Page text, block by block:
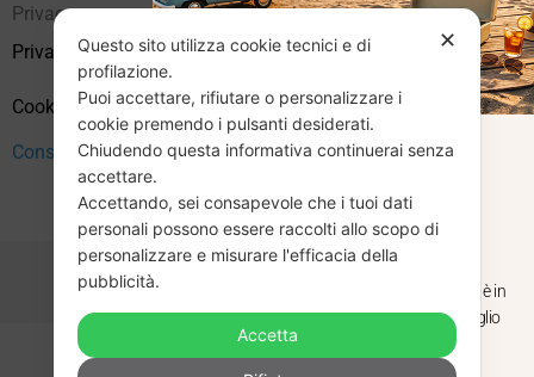
Privacy
Privacy Policy
Cookie Policy (UE)
Consenso
Copyright © 2026 Vendita Vinili Usati | P.IVA 12240940960
✕
Questo sito utilizza cookie tecnici e di
profilazione.
Puoi accettare, rifiutare o personalizzare i
cookie premendo i pulsanti desiderati.
Chiudendo questa informativa continuerai senza
accettare.
Accettando, sei consapevole che i tuoi dati
personali possono essere raccolti allo scopo di
personalizzare e misurare l'efficacia della
pubblicità.
Accetta
CHIUSURA
ESTIVA
Dal 29 luglio al 31 agosto venditaviniliusati.it è in
pausa estiva. Gli ordini ricevuti entro il 29 luglio
saranno spediti regolarmente.